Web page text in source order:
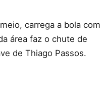
carrega a bola com
área faz o chute de
de Thiago Passos.